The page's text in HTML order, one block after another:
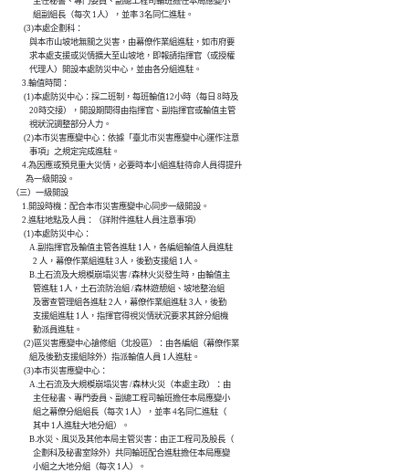
                組副組長（每次 1人），並率 3名同仁進駐。
           (3)本處企劃科：
              與本市山坡地無關之災害，由幕僚作業組進駐，如市府要
              求本處支援或災情擴大至山坡地，即報請指揮官（或授權
              代理人）開設本處防災中心，並由各分組進駐。
          3.輪值時間：
           (1)本處防災中心：採二班制，每班輪值12小時（每日 8時及
              20時交接），開設期間得由指揮官、副指揮官或輪值主管
              視狀況調整部分人力。
           (2)本市災害應變中心：依據「臺北市災害應變中心運作注意
              事項」之規定完成進駐。
          4.為因應或預見重大災情，必要時本小組進駐待命人員得提升
            為一級開設。
    （三）一級開設
          1.開設時機：配合本市災害應變中心同步一級開設。
          2.進駐地點及人員：（詳附件進駐人員注意事項）
           (1)本處防災中心：
              A.副指揮官及輪值主管各進駐 1人，各編組輪值人員進駐
                2 人，幕僚作業組進駐 3人，後勤支援組 1人。
              B.土石流及大規模崩塌災害 /森林火災發生時，由輪值主
                管進駐 1人，土石流防治組 /森林遊憩組、坡地整治組
                及審查管理組各進駐 2人，幕僚作業組進駐 3人，後勤
                支援組進駐 1人，指揮官得視災情狀況要求其餘分組機
                動派員進駐。
           (2)區災害應變中心搶修組（北投區）：由各編組（幕僚作業
              組及後勤支援組除外）指派輪值人員 1人進駐。
           (3)本市災害應變中心：
              A.土石流及大規模崩塌災害 /森林火災（本處主政）：由
                主任秘書、專門委員、副總工程司輪班擔任本局應變小
                組之幕僚分組組長（每次 1人），並率 4名同仁進駐（
                其中 1人進駐大地分組）。
              B.水災、風災及其他本局主管災害：由正工程司及股長（
                企劃科及秘書室除外）共同輪班配合進駐擔任本局應變
                小組之大地分組（每次 1人）。